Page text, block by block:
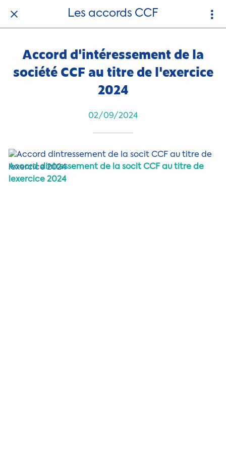
Les accords CCF
Accord d'intéressement de la
société CCF au titre de l'exercice
2024
02/09/2024
Accord dintressement de la socit CCF au titre de
lexercice 2024